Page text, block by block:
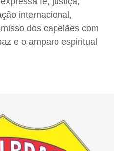
internacional,
dos capelães com
e o amparo espiritual